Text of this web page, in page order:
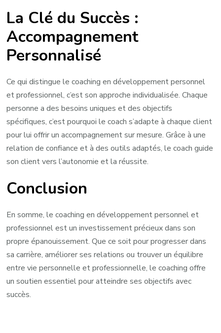
La Clé du Succès :
Accompagnement
Personnalisé
Ce qui distingue le coaching en développement personnel
et professionnel, c’est son approche individualisée. Chaque
personne a des besoins uniques et des objectifs
spécifiques, c’est pourquoi le coach s’adapte à chaque client
pour lui offrir un accompagnement sur mesure. Grâce à une
relation de confiance et à des outils adaptés, le coach guide
son client vers l’autonomie et la réussite.
Conclusion
En somme, le coaching en développement personnel et
professionnel est un investissement précieux dans son
propre épanouissement. Que ce soit pour progresser dans
sa carrière, améliorer ses relations ou trouver un équilibre
entre vie personnelle et professionnelle, le coaching offre
un soutien essentiel pour atteindre ses objectifs avec
succès.